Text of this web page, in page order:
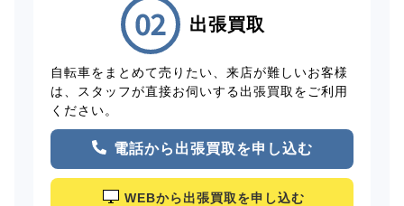
出張買取
自転車をまとめて売りたい、来店が難しいお客様
は、スタッフが直接お伺いする出張買取をご利用
ください。
電話から出張買取を申し込む
WEBから出張買取を申し込む